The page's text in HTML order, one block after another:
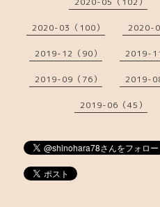
2020-03（100） 2020-
2019-12（90） 2019-
2019-09（76） 2019-
2019-06（45）